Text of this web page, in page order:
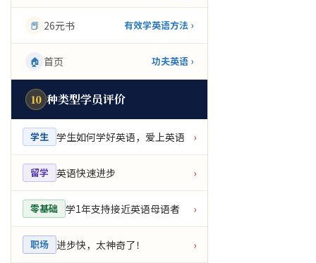
📕 26元书 有效学英语方法 ›
🏠 首页 功夫英语 ›
10 种类型学员评价
学生 学生如何学好英语，爱上英语 ›
留学 英语快速进步 ›
零基础 学1年支持接近英语母语者 ›
职场 进步快，太神奇了！ ›